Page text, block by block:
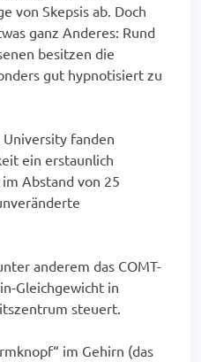
von Skepsis ab. Doch
ganz Anderes: Rund
besitzen die
gut hypnotisiert zu
fanden
ein erstaunlich
Abstand von 25
anderem das COMT-
Gleichgewicht in
steuert.
im Gehirn (das